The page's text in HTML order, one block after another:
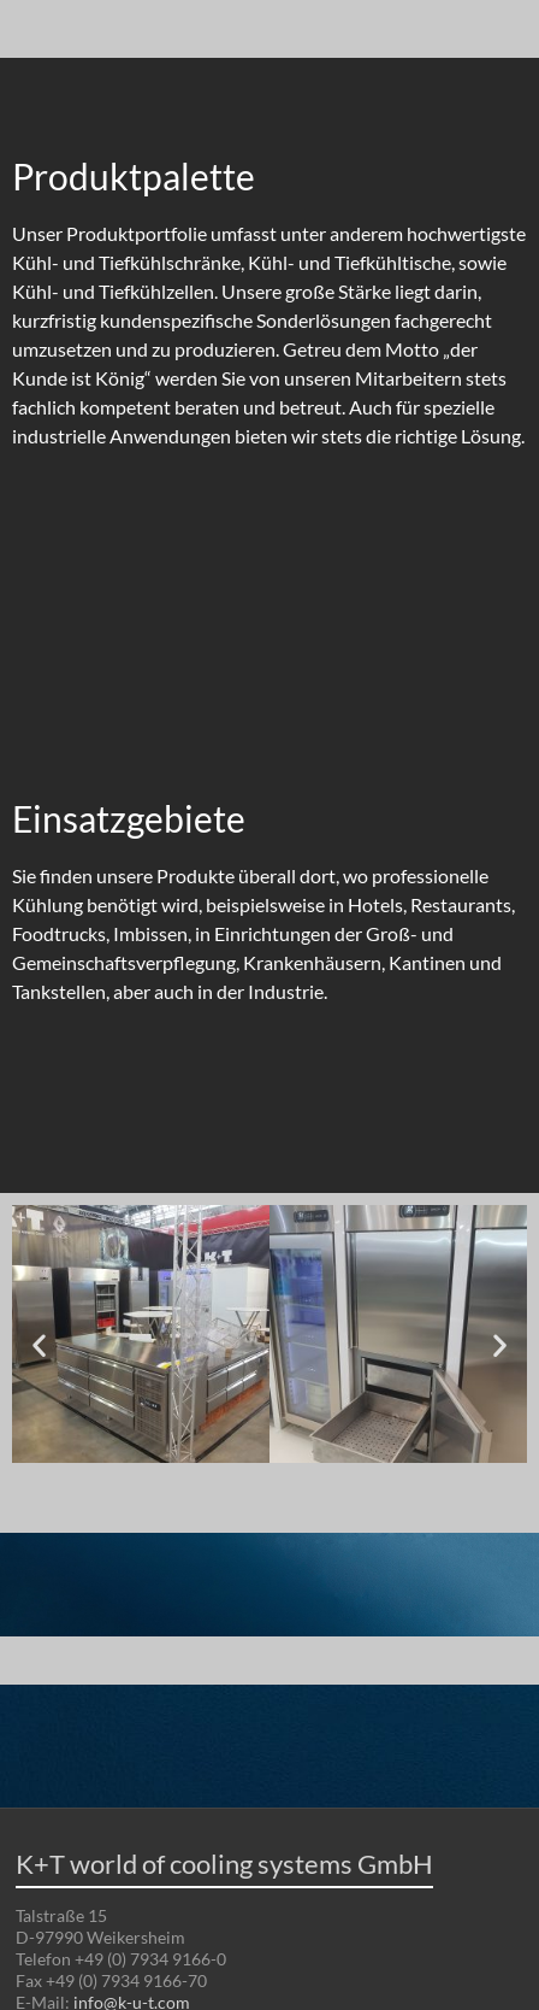
Produktpalette
Unser Produktportfolie umfasst unter anderem hochwertigste
Kühl- und Tiefkühlschränke, Kühl- und Tiefkühltische, sowie
Kühl- und Tiefkühlzellen. Unsere große Stärke liegt darin,
kurzfristig kundenspezifische Sonderlösungen fachgerecht
umzusetzen und zu produzieren.Getreu dem Motto „der
Kunde ist König“ werden Sie von unseren Mitarbeitern stets
fachlich kompetent beraten und betreut.Auch für spezielle
industrielle Anwendungen bieten wir stets die richtige Lösung.
Einsatzgebiete
Sie finden unsere Produkte überall dort, wo professionelle
Kühlung benötigt wird, beispielsweise in Hotels, Restaurants,
Foodtrucks, Imbissen, in Einrichtungen der Groß- und
Gemeinschaftsverpflegung, Krankenhäusern, Kantinen und
Tankstellen, aber auch in der Industrie.
K+T world of cooling systems GmbH
Talstraße 15
D-97990 Weikersheim
Telefon +49 (0) 7934 9166-0
Fax +49 (0) 7934 9166-70
E-Mail: info@k-u-t.com